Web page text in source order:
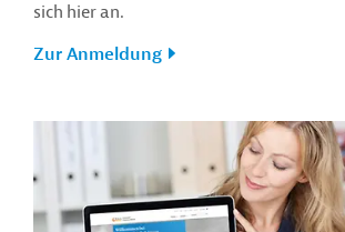
sich hier an.
Zur Anmeldung